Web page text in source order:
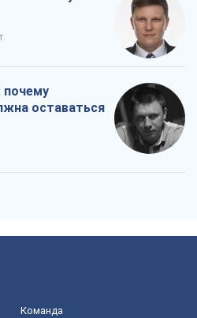
почему
оставаться
Команда